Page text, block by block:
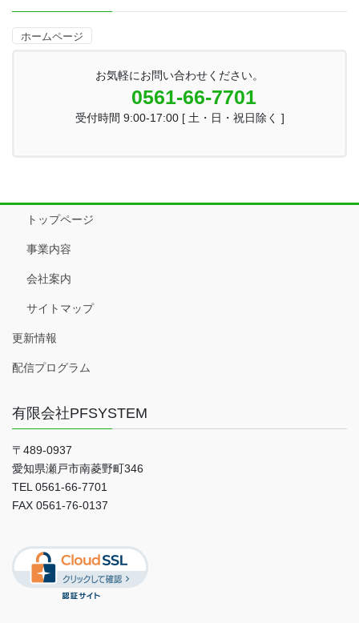
ホームページ
お気軽にお問い合わせください。
0561-66-7701
受付時間 9:00-17:00 [ 土・日・祝日除く ]
トップページ
事業内容
会社案内
サイトマップ
更新情報
配信プログラム
有限会社PFSYSTEM
〒489-0937
愛知県瀬戸市南菱野町346
TEL 0561-66-7701
FAX 0561-76-0137